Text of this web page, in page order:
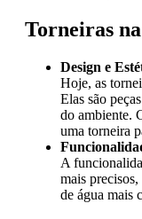
Torneiras
Design e
Hoje, as
Elas são
do ambiente.
uma torneira
A
mais precisos,
de água mais